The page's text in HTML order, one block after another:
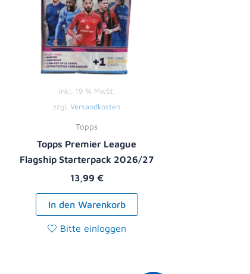
inkl. 19 % MwSt.
zzgl. Versandkosten
Topps
Topps Premier League
Flagship Starterpack 2026/27
13,99 €
In den Warenkorb
Bitte einloggen